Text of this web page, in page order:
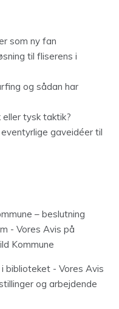
som ny fan
til fliserens i
og sådan har
tysk taktik?
gaveidéer til
– beslutning
- Vores Avis på
Kommune
biblioteket - Vores Avis
og arbejdende